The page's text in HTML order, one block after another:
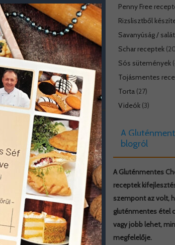
Penny Free
Rizslisztből
Savanyúság /
Schar receptek
Sós sütemények
Tojásmentes
Torta(27)
Videók(3)
A
blogról
A Gluténmentes
receptek
szempont az volt,
gluténmentes étel
vagy jobb lehet,
megfelelője.